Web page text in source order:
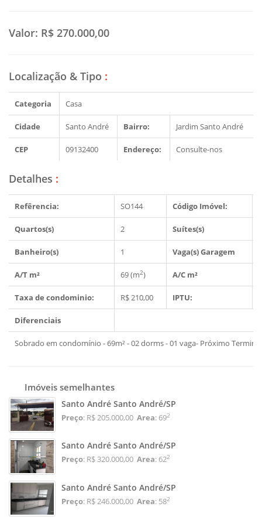
Valor: R$ 270.000,00
Localização & Tipo :
Categoria Casa
Cidade Santo André Bairro: Jardim Santo André
CEP 09132400 Endereço: Consulte-nos
Detalhes :
Refêrencia: SO144 Código Imóvel:
Quartos(s) 2 Suítes(s)
Banheiro(s) 1 Vaga(s) Garagem
A/T m² 69 (m2) A/C m²
Taxa de condominio: R$ 210,00 IPTU:
Diferenciais
Sobrado em condomínio - 69m² - 02 dorms - 01 vaga- Próximo
Imóveis semelhantes
Santo André Santo André/SP
Preço: R$ 205.000,00 Area: 692
Santo André Santo André/SP
Preço: R$ 320.000,00 Area: 622
Santo André Santo André/SP
Preço: R$ 246.000,00 Area: 582